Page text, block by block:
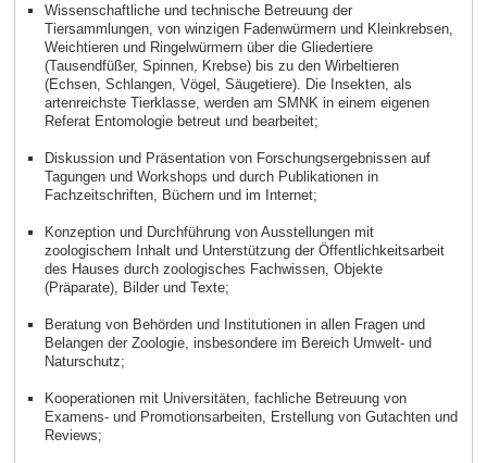
Wissenschaftliche und technische Betreuung der
Tiersammlungen, von winzigen Fadenwürmern und Kleinkrebsen,
Weichtieren und Ringelwürmern über die Gliedertiere
(Tausendfüßer, Spinnen, Krebse) bis zu den Wirbeltieren
(Echsen, Schlangen, Vögel, Säugetiere). Die Insekten, als
artenreichste Tierklasse, werden am SMNK in einem eigenen
Referat Entomologie betreut und bearbeitet;
Diskussion und Präsentation von Forschungsergebnissen auf
Tagungen und Workshops und durch Publikationen in
Fachzeitschriften, Büchern und im Internet;
Konzeption und Durchführung von Ausstellungen mit
zoologischem Inhalt und Unterstützung der Öffentlichkeitsarbeit
des Hauses durch zoologisches Fachwissen, Objekte
(Präparate), Bilder und Texte;
Beratung von Behörden und Institutionen in allen Fragen und
Belangen der Zoologie, insbesondere im Bereich Umwelt- und
Naturschutz;
Kooperationen mit Universitäten, fachliche Betreuung von
Examens- und Promotionsarbeiten, Erstellung von Gutachten und
Reviews;